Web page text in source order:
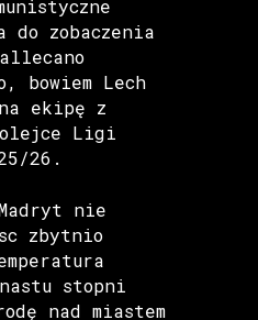
do zobaczenia
bowiem Lech
ekipę z
Ligi
26.
nie
zbytnio
stopni
nad miastem